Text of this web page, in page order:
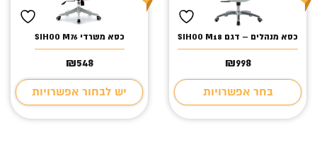
כסא מנהלים – דגם SIHOO M18
₪998
בחר אפשרויות
כסא משרדי SIHOO M76
₪548
יש לבחור אפשרויות